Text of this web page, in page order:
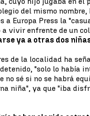
del mismo nombre,
a Europa Press la
a vivir enfrente de un
ya a otras dos
de la localidad ha
"solo lo había
no sé si no se habrá
niña", ya que "iba